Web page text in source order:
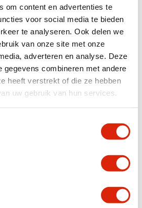
om content en advertenties te
voor social media te bieden
te analyseren. Ook delen we
van onze site met onze
adverteren en analyse. Deze
gegevens combineren met andere
heeft verstrekt of die ze hebben
uw gebruik van hun services.
Kleine houten pilaar
Nog 3 op voorraad